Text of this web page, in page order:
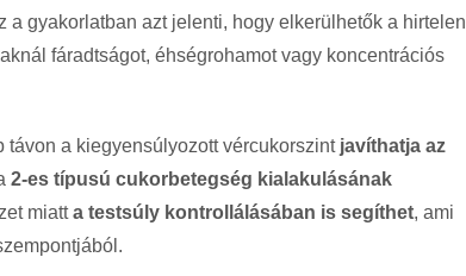
a gyakorlatban azt jelenti, hogy elkerülhetők a hirtelen
fáradtságot, éhségrohamot vagy koncentrációs
távon a kiegyensúlyozott vércukorszint javíthatja az
2-es típusú cukorbetegség kialakulásának
miatta testsúly kontrollálásában is segíthet, ami